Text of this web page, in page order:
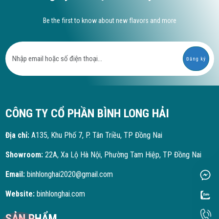
Be the first to know about new flavors and more
Đăng ký
CÔNG TY CỔ PHẦN BÌNH LONG HẢI
Địa chỉ:A135, Khu Phố 7, P. Tân Triều, TP Đồng Nai
Showroom:22A, Xa Lộ Hà Nội, Phường Tam Hiệp, TP Đồng Nai
Email:binhlonghai2020@gmail.com
Website: binhlonghai.com